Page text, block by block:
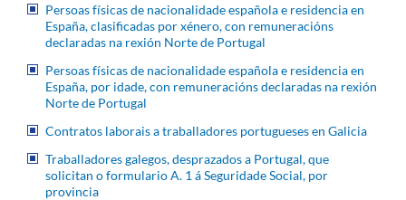
Persoas físicas de nacionalidade española e residencia en
España, clasificadas por xénero, con remuneracións
declaradas na rexión Norte de Portugal
Persoas físicas de nacionalidade española e residencia en
España, por idade, con remuneracións declaradas na rexión
Norte de Portugal
Contratos laborais a traballadores portugueses en Galicia
Traballadores galegos, desprazados a Portugal, que
solicitan o formulario A. 1 á Seguridade Social, por
provincia